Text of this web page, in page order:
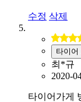
수정 삭제
타이어
최*규
2020-
타이어가게